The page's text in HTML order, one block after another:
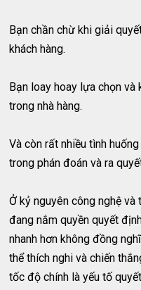
Bạn chần chừ khi giải
khách hàng.
Bạn loay hoay lựa chọn
trong nhà hàng.
Và còn rất nhiều tình
trong phán đoán và ra
Ở kỷ nguyên công nghệ
đang nắm quyền quyết
nhanh hơn không đồng
thể thích nghi và chiến
tốc độ chính là yếu tố